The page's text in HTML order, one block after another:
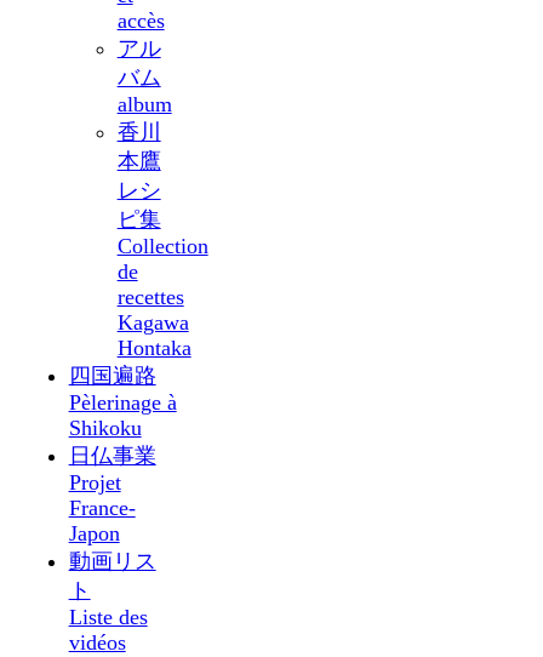
accès
アル
バム
album
香川
本鷹
レシ
ピ集
Collection
de
recettes
Kagawa
Hontaka
四国遍路
Pèlerinage à
Shikoku
日仏事業
Projet
France-
Japon
動画リス
ト
Liste des
vidéos